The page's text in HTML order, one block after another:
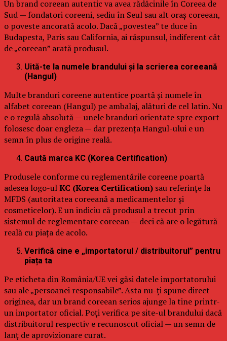
Un brand coreean autentic va avea rădăcinile în Coreea de
Sud — fondatori coreeni, sediu în Seul sau alt oraș coreean,
o poveste ancorată acolo. Dacă „povestea” te duce în
Budapesta, Paris sau California, ai răspunsul, indiferent cât
de „coreean” arată produsul.
Uită-te la numele brandului și la scrierea coreeană
(Hangul)
Multe branduri coreene autentice poartă și numele în
alfabet coreean (Hangul) pe ambalaj, alături de cel latin. Nu
e o regulă absolută — unele branduri orientate spre export
folosesc doar engleza — dar prezența Hangul-ului e un
semn în plus de origine reală.
Caută marca KC (Korea Certification)
Produsele conforme cu reglementările coreene poartă
adesea logo-ulKC (Korea Certification) sau referințe la
MFDS (autoritatea coreeană a medicamentelor și
cosmeticelor). E un indiciu că produsul a trecut prin
sistemul de reglementare coreean — deci că are o legătură
reală cu piața de acolo.
Verifică cine e „importatorul / distribuitorul” pentru
piața ta
Pe eticheta din România/UE vei găsi datele importatorului
sau ale „persoanei responsabile”. Asta nu-ți spune direct
originea, dar un brand coreean serios ajunge la tine printr-
un importator oficial. Poți verifica pe site-ul brandului dacă
distribuitorul respectiv e recunoscut oficial — un semn de
lanț de aprovizionare curat.